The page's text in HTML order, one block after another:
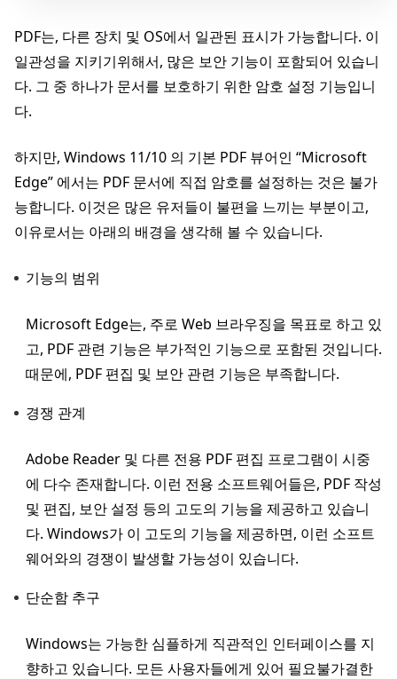
PDF는, 다른 장치 및 OS에서 일관된 표시가 가능합니다. 이
일관성을 지키기위해서, 많은 보안 기능이 포함되어 있습니
다. 그 중 하나가 문서를 보호하기 위한 암호 설정 기능입니
다.
하지만, Windows 11/10 의 기본 PDF 뷰어인 “Microsoft
Edge” 에서는 PDF 문서에 직접 암호를 설정하는 것은 불가
능합니다. 이것은 많은 유저들이 불편을 느끼는 부분이고,
이유로서는 아래의 배경을 생각해 볼 수 있습니다.
기능의 범위
Microsoft Edge는, 주로 Web 브라우징을 목표로 하고 있
고, PDF 관련 기능은 부가적인 기능으로 포함된 것입니다.
때문에, PDF 편집 및 보안 관련 기능은 부족합니다.
경쟁 관계
Adobe Reader 및 다른 전용 PDF 편집 프로그램이 시중
에 다수 존재합니다. 이런 전용 소프트웨어들은, PDF 작성
및 편집, 보안 설정 등의 고도의 기능을 제공하고 있습니
다. Windows가 이 고도의 기능을 제공하면, 이런 소프트
웨어와의 경쟁이 발생할 가능성이 있습니다.
단순함 추구
Windows는 가능한 심플하게 직관적인 인터페이스를 지
향하고 있습니다. 모든 사용자들에게 있어 필요불가결한